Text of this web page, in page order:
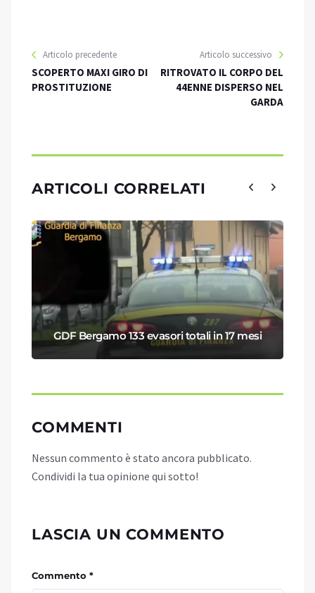
Articolo precedente
SCOPERTO MAXI GIRO DI
PROSTITUZIONE
Articolo successivo
RITROVATO IL CORPO DEL
44ENNE DISPERSO NEL
GARDA
ARTICOLI CORRELATI
GDF Bergamo 133 evasori totali in 17 mesi
COMMENTI
Nessun commento è stato ancora pubblicato.
Condividi la tua opinione qui sotto!
LASCIA UN COMMENTO
Commento *